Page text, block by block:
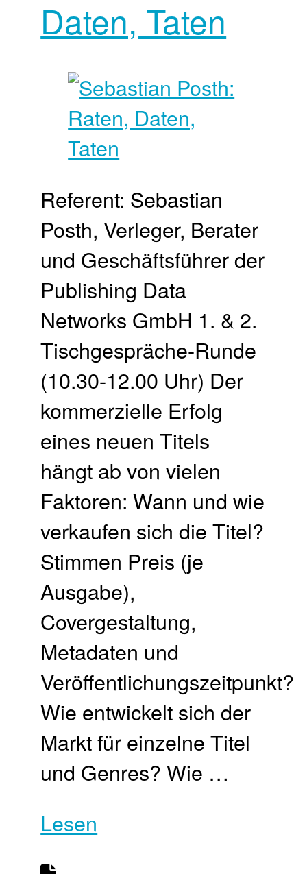
Daten, Taten
Referent: Sebastian
Posth, Verleger, Berater
und Geschäftsführer der
Publishing Data
Networks GmbH 1. & 2.
Tischgespräche-Runde
(10.30-12.00 Uhr) Der
kommerzielle Erfolg
eines neuen Titels
hängt ab von vielen
Faktoren: Wann und wie
verkaufen sich die Titel?
Stimmen Preis (je
Ausgabe),
Covergestaltung,
Metadaten und
Veröffentlichungszeitpunkt?
Wie entwickelt sich der
Markt für einzelne Titel
und Genres? Wie …
Lesen